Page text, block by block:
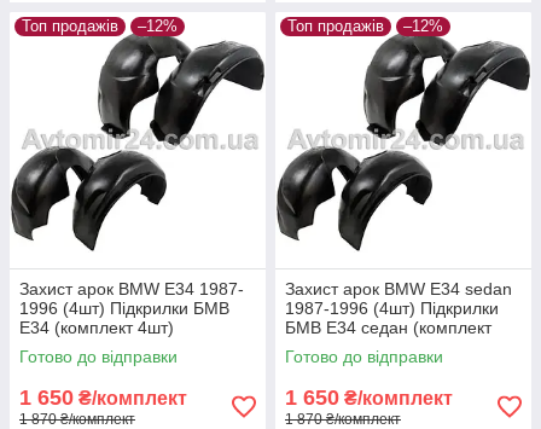
Топ продажів –12%
Захист арок BMW E34 1987-
1996 (4шт) Підкрилки БМВ
Е34 (комплект 4шт)
Готово до відправки
1 650 ₴/комплект
1 870 ₴/комплект
Топ продажів –12%
Захист арок BMW E34 sedan
1987-1996 (4шт) Підкрилки
БМВ Е34 седан (комплект
4шт)
Готово до відправки
1 650 ₴/комплект
1 870 ₴/комплект